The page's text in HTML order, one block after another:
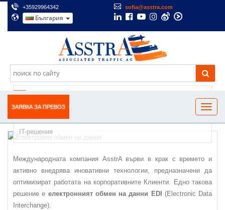
+35929964342 sofia@asstra.com
България
ЗАЯВКА ЗА ПРЕВОЗ
EЛЕКТРОНЕН ОБМЕН НА ДАННИ
IT-решения
Международната компания AsstrA върви в крак с времето и
активно внедрява иновативни технологии, предназначени да
оптимизират работата на корпоративните Клиенти. Едно такова
решение е електронният обмен на данни EDI
(Electronic Data
Interchange).